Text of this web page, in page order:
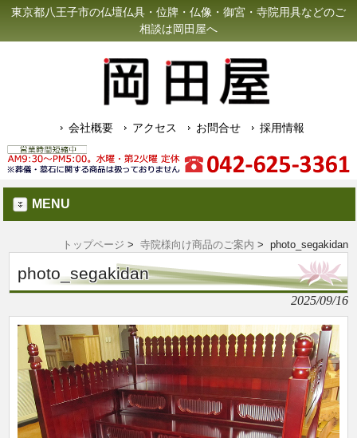
東京都八王子市の仏壇仏具・位牌・仏像・御宮・寺院用具などのご
相談は岡田屋へ
会社概要 アクセス お問合せ 採用情報
MENU
トップページ > 寺院様向け商品のご案内 > photo_segakidan
photo_segakidan
2025/09/16